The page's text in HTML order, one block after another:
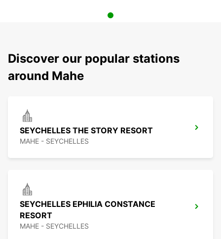
Discover our popular stations
around Mahe
SEYCHELLES THE STORY RESORT
MAHE - SEYCHELLES
SEYCHELLES EPHILIA CONSTANCE
RESORT
MAHE - SEYCHELLES